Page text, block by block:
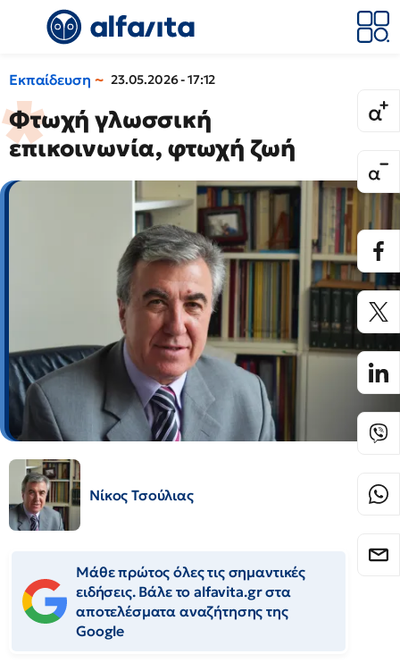
Εκπαίδευση 23.05.2026 - 17:12
Φτωχή γλωσσική
επικοινωνία, φτωχή ζωή
Νίκος Τσούλιας
Μάθε πρώτος όλες τις σημαντικές
ειδήσεις. Βάλε το alfavita.gr στα
αποτελέσματα αναζήτησης της
Google